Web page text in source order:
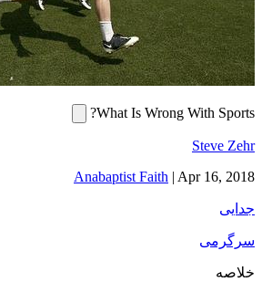
What Is Wrong With Sports?
Steve Zehr
Anabaptist Faith | Apr 16, 2018
جدایی
سرگرمی
خلاصه